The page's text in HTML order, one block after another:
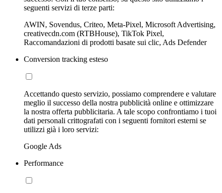
seguenti servizi di terze parti:
AWIN, Sovendus, Criteo, Meta-Pixel, Microsoft Advertising,
creativecdn.com (RTBHouse), TikTok Pixel,
Raccomandazioni di prodotti basate sui clic, Ads Defender
Conversion tracking esteso
Accettando questo servizio, possiamo comprendere e valutare
meglio il successo della nostra pubblicità online e ottimizzare
la nostra offerta pubblicitaria. A tale scopo confrontiamo i tuoi
dati personali crittografati con i seguenti fornitori esterni se
utilizzi già i loro servizi:
Google Ads
Performance